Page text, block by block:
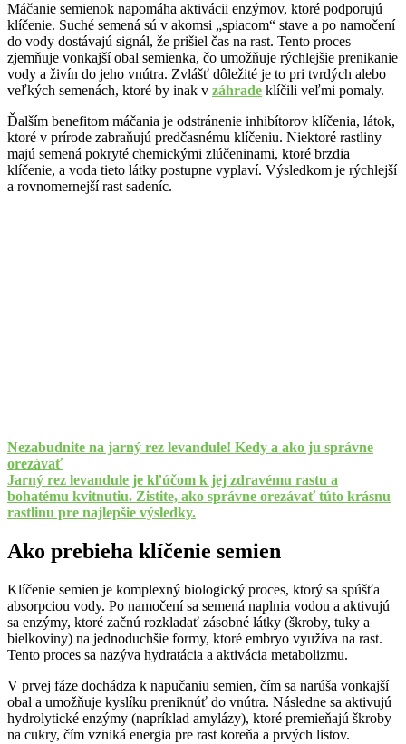
Máčanie semienok napomáha aktivácii enzýmov, ktoré podporujú
klíčenie. Suché semená sú v akomsi „spiacom“ stave a po namočení
do vody dostávajú signál, že prišiel čas na rast. Tento proces
zjemňuje vonkajší obal semienka, čo umožňuje rýchlejšie prenikanie
vody a živín do jeho vnútra. Zvlášť dôležité je to pri tvrdých alebo
veľkých semenách, ktoré by inak v záhrade klíčili veľmi pomaly.
Ďalším benefitom máčania je odstránenie inhibítorov klíčenia, látok,
ktoré v prírode zabraňujú predčasnému klíčeniu. Niektoré rastliny
majú semená pokryté chemickými zlúčeninami, ktoré brzdia
klíčenie, a voda tieto látky postupne vyplaví. Výsledkom je rýchlejší
a rovnomernejší rast sadeníc.
Nezabudnite na jarný rez levandule! Kedy a ako ju správne
orezávať
Jarný rez levandule je kľúčom k jej zdravému rastu a
bohatému kvitnutiu. Zistite, ako správne orezávať túto krásnu
rastlinu pre najlepšie výsledky.
Ako prebieha klíčenie semien
Klíčenie semien je komplexný biologický proces, ktorý sa spúšťa
absorpciou vody. Po namočení sa semená naplnia vodou a aktivujú
sa enzýmy, ktoré začnú rozkladať zásobné látky (škroby, tuky a
bielkoviny) na jednoduchšie formy, ktoré embryo využíva na rast.
Tento proces sa nazýva hydratácia a aktivácia metabolizmu.
V prvej fáze dochádza k napučaniu semien, čím sa narúša vonkajší
obal a umožňuje kyslíku preniknúť do vnútra. Následne sa aktivujú
hydrolytické enzýmy (napríklad amylázy), ktoré premieňajú škroby
na cukry, čím vzniká energia pre rast koreňa a prvých listov.